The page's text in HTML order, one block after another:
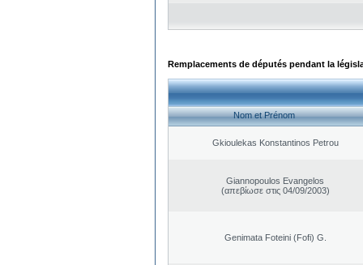
Remplacements de députés pendant la
Nom et Prénom
Gkioulekas Konstantinos Petrou
Giannopoulos Evangelos
(απεβίωσε στις 04/09/2003)
Genimata Foteini (Fofi) G.